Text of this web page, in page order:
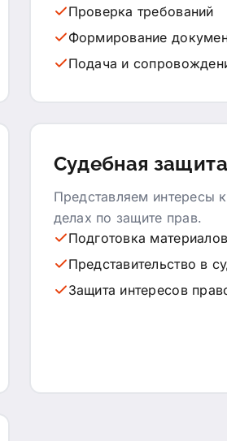
Проверка требований
Формирование
Подача и
Судебная защита
Представляем интересы
делах по защите прав.
Подготовка материалов
Представительство в
Защита интересов